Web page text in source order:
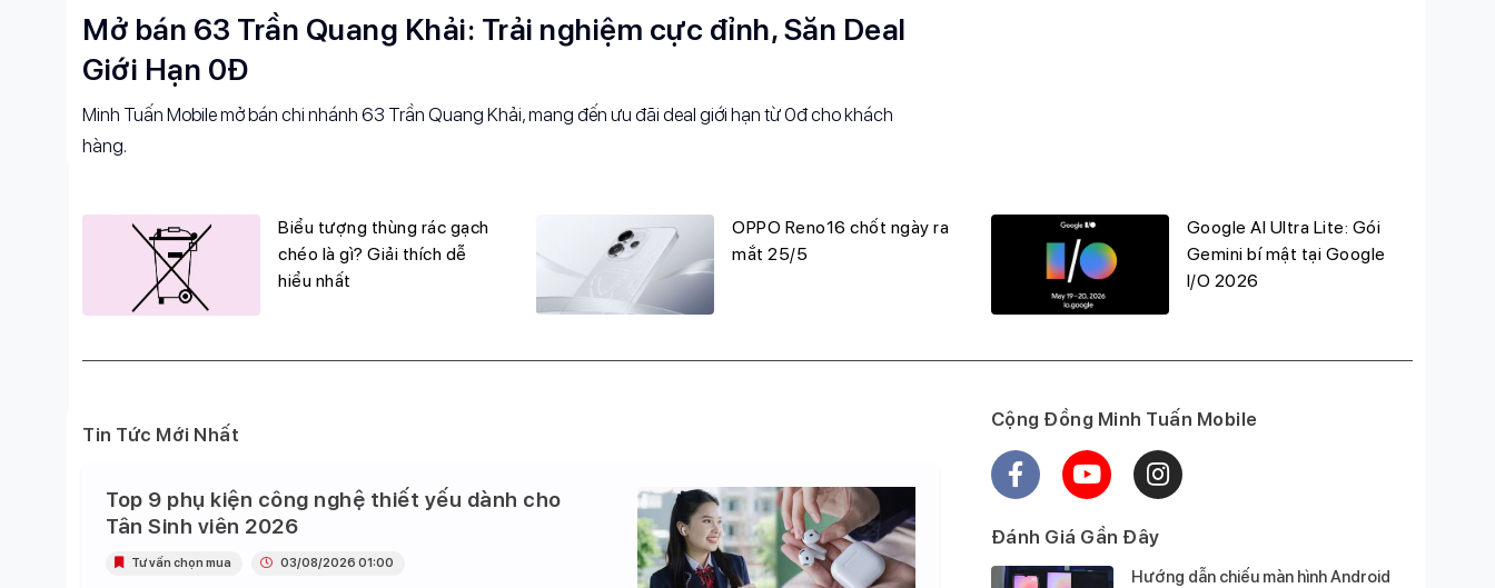
Mở bán 63 Trần Quang Khải: Trải nghiệm cực đỉnh, Săn Deal
Giới Hạn 0Đ
Minh Tuấn Mobile mở bán chi nhánh 63 Trần Quang Khải, mang đến ưu đãi deal giới hạn từ 0đ cho khách
hàng.
Biểu tượng thùng rác gạch
chéo là gì? Giải thích dễ
hiểu nhất
OPPO Reno16 chốt ngày ra
mắt 25/5
Google AI Ultra Lite: Gói
Gemini bí mật tại Google
I/O 2026
Tin Tức Mới Nhất
Top 9 phụ kiện công nghệ thiết yếu dành cho
Tân Sinh viên 2026
Tư vấn chọn mua 03/08/2026 01:00
Cộng Đồng Minh Tuấn Mobile
Đánh Giá Gần Đây
Hướng dẫn chiếu màn hình Android